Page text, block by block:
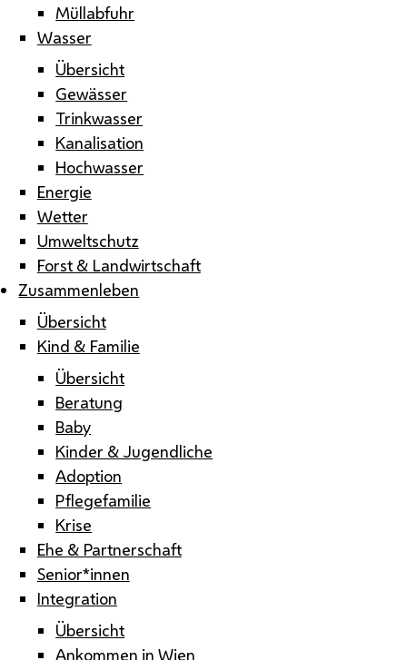
Müllabfuhr
Wasser
Übersicht
Gewässer
Trinkwasser
Kanalisation
Hochwasser
Energie
Wetter
Umweltschutz
Forst & Landwirtschaft
Zusammenleben
Übersicht
Kind & Familie
Übersicht
Beratung
Baby
Kinder & Jugendliche
Adoption
Pflegefamilie
Krise
Ehe & Partnerschaft
Senior*innen
Integration
Übersicht
Ankommen in Wien